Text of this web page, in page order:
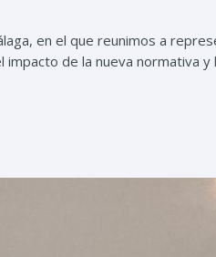
en el que reunimos a
de la nueva normativa